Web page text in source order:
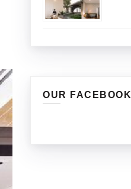
OUR FACEBOOK